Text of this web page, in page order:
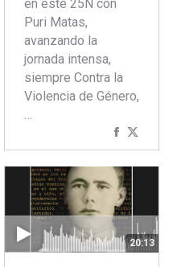
en este 25N con
Puri Matas,
avanzando la
jornada intensa,
siempre Contra la
Violencia de Género,
…
Compartir
concon
20:13